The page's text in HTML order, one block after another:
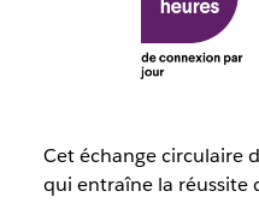
Cet échange circulaire
qui entraîne la réussite